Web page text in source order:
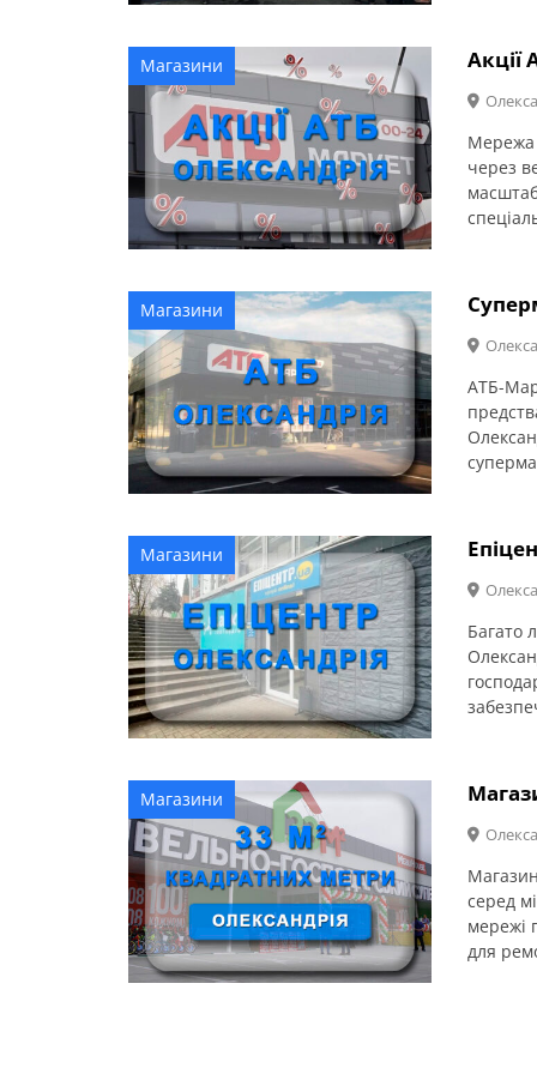
Магазини Акції
Мережа
через
Магазини
АТБ-
для
Магазини
Багато
Магазини
серед
мережі
для